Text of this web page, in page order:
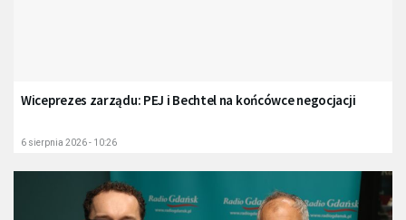
Wiceprezes zarządu: PEJ i Bechtel na końcówce negocjacji
6 sierpnia 2026 - 10:26